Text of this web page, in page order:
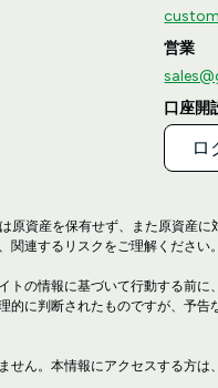
営業
口座開
ロ
資産を保有せず、また原資産
連するリスクをご理解ください。
の情報に基づいて行動する前
に判断されたものですが、予
ん。本情報にアクセスする方